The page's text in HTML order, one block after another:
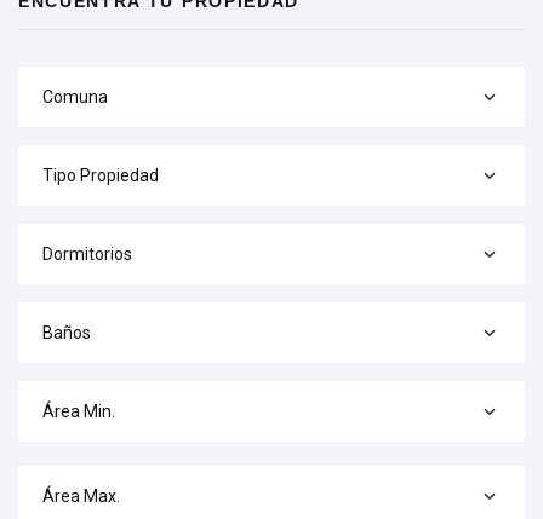
Comuna
Tipo Propiedad
Dormitorios
Baños
Área Min.
Área Max.